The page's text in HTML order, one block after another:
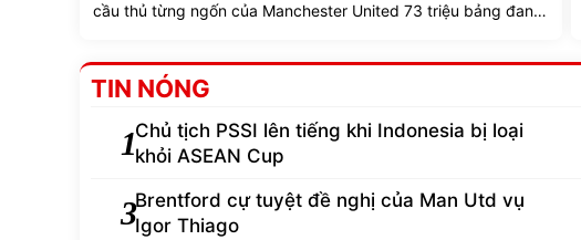
cầu thủ từng ngốn của Manchester United 73 triệu bảng đang
TIN NÓNG
1Chủ tịch PSSI lên tiếng khi Indonesia bị loại
khỏi ASEAN Cup
3Brentford cự tuyệt đề nghị của Man Utd vụ
Igor Thiago